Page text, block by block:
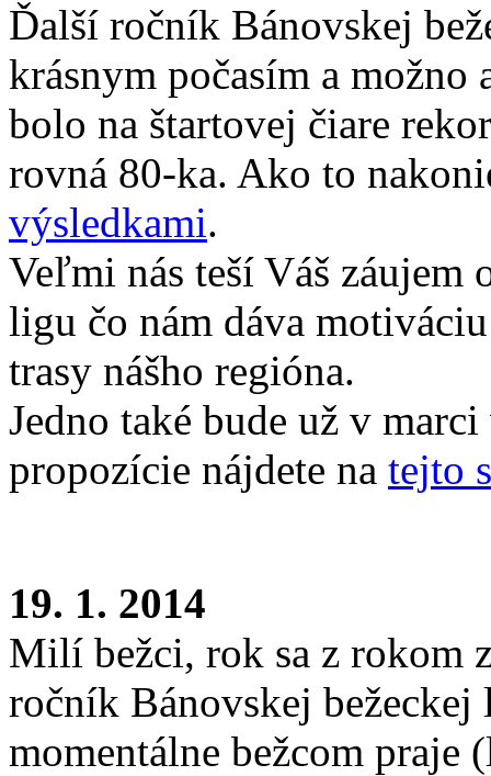
Ďalší ročník Bánovskej
krásnym počasím a
bolo na štartovej čiare
rovná 80-ka. Ako to
výsledkami.
Veľmi nás teší Váš záujem
ligu čo nám dáva
trasy nášho regióna.
Jedno také bude už v
propozície nájdete na tejto
19. 1. 2014
Milí bežci, rok sa z rokom
ročník Bánovskej
momentálne bežcom praje